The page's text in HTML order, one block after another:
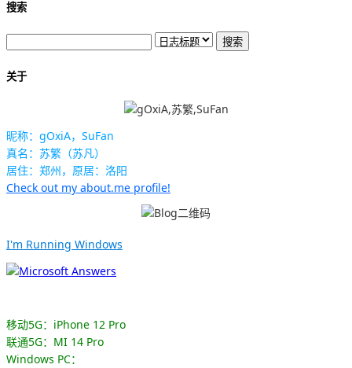
搜索
关于
昵称：gOxiA，SuFan
真名：苏繁（苏凡）
居住：郑州，原居：洛阳
Check out my about.me profile!
I'm Running Windows
移动5G：iPhone 12 Pro
联通5G：MI 14 Pro
Windows PC：